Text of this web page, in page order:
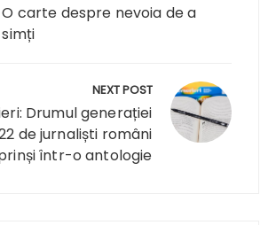
O carte despre nevoia de a
simți
NEXT POST
Drumul generației
de jurnaliști români
într-o antologie